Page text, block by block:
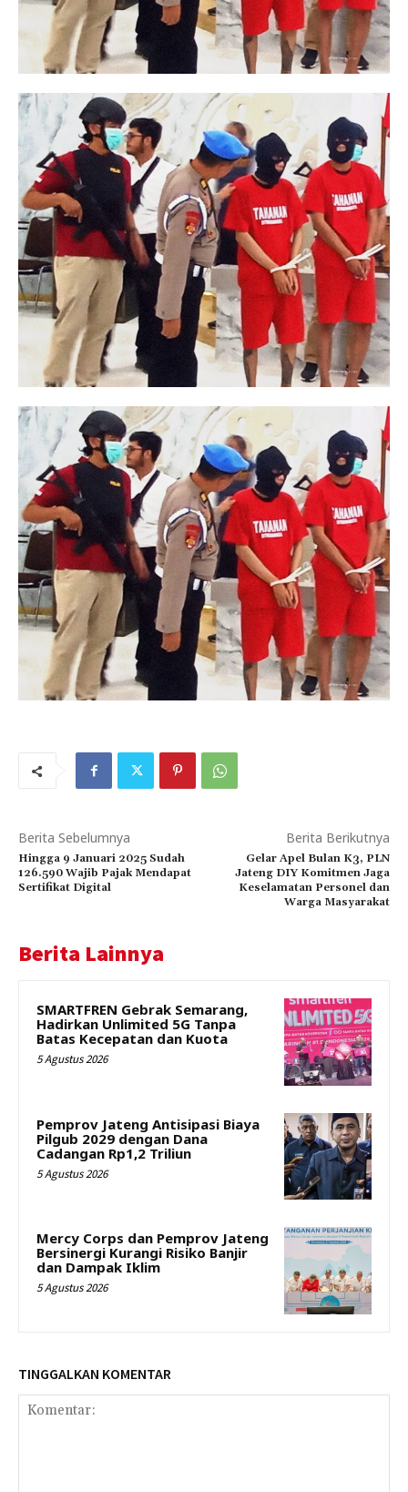
Berita Sebelumnya
Hingga 9 Januari 2025 Sudah
126.590 Wajib Pajak Mendapat
Sertifikat Digital
Berita Berikutnya
Gelar Apel Bulan K3, PLN
Jateng DIY Komitmen Jaga
Keselamatan Personel dan
Warga Masyarakat
Berita Lainnya
SMARTFREN Gebrak Semarang,
Hadirkan Unlimited 5G Tanpa
Batas Kecepatan dan Kuota
5 Agustus 2026
Pemprov Jateng Antisipasi Biaya
Pilgub 2029 dengan Dana
Cadangan Rp1,2 Triliun
5 Agustus 2026
Mercy Corps dan Pemprov Jateng
Bersinergi Kurangi Risiko Banjir
dan Dampak Iklim
5 Agustus 2026
TINGGALKAN KOMENTAR